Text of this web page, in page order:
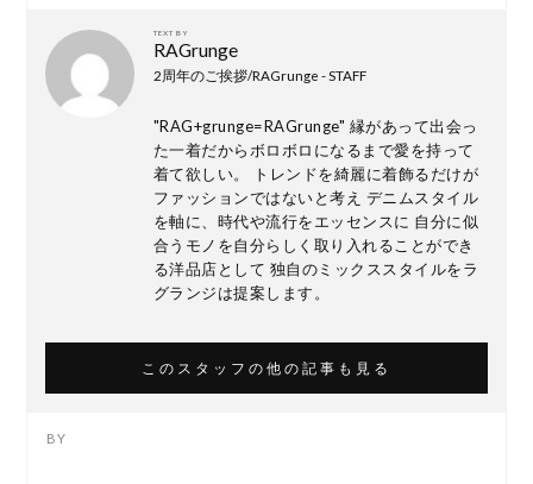
TEXT BY
RAGrunge
2周年のご挨拶/RAGrunge - STAFF
"RAG+grunge=RAGrunge" 縁があって出会っ
た一着だからボロボロになるまで愛を持って
着て欲しい。 トレンドを綺麗に着飾るだけが
ファッションではないと考え デニムスタイル
を軸に、時代や流行をエッセンスに 自分に似
合うモノを自分らしく取り入れることができ
る洋品店として 独自のミックススタイルをラ
グランジは提案します。
このスタッフの他の記事も見る